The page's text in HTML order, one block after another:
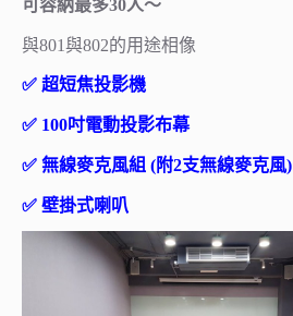
可容納最多30人～
與801與802的用途相像
✅ 超短焦投影機
✅ 100吋電動投影布幕
✅ 無線麥克風組 (附2支無線麥克風)
✅ 壁掛式喇叭